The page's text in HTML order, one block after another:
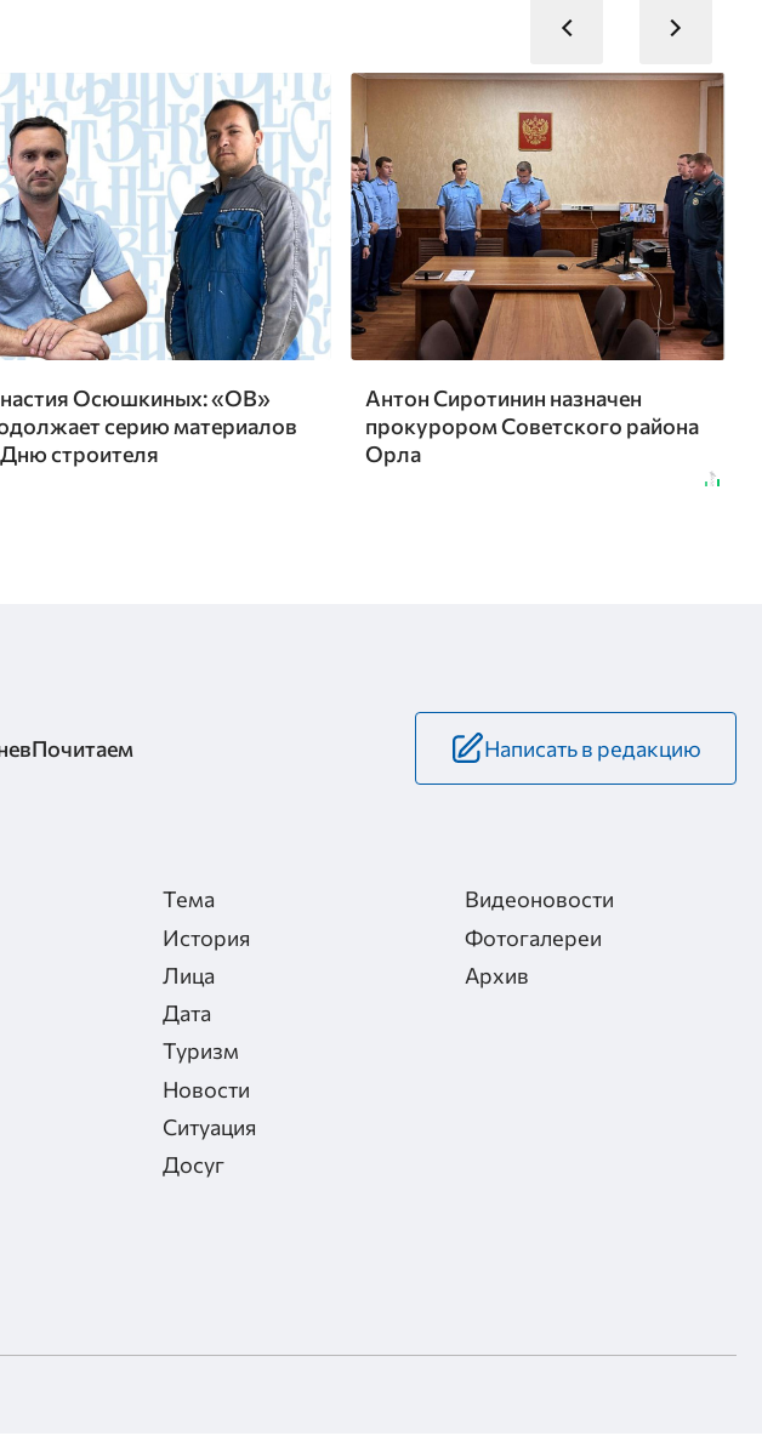
Осюшкиных: «ОВ»
серию материалов
строителя
Антон Сиротинин назначен
прокурором Советского района
Орла
Написать в редакцию
Тема
История
Лица
Дата
Туризм
Новости
Ситуация
Досуг
Видеоновости
Фотогалереи
Архив